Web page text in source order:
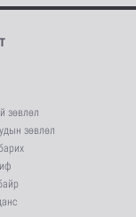
зөвлөл
зөвлөл